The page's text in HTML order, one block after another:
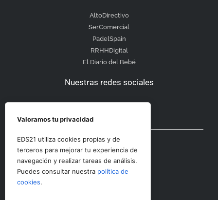
AltoDirectivo
SerComercial
PadelSpain
RRHHDigital
El Diario del Bebé
Nuestras redes sociales
Otras secciones
Contacto
Valoramos tu privacidad
EDS21 utiliza cookies propias y de
terceros para mejorar tu experiencia de
navegación y realizar tareas de análisis.
Puedes consultar nuestra política de
cookies.